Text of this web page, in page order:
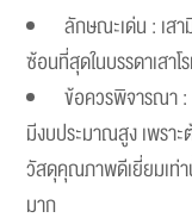
ลักษณะเด่น : เสา
ซ้อนที่สุดในบรรดาเสา
ข้อควรพิจารณา
มีงบประมาณสูง เพราะ
วัสดุคุณภาพดีเยี่ยมเท่า
มาก